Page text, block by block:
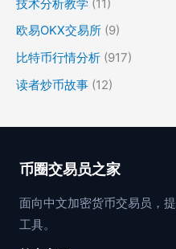
技术分析教学 (11)
欧易OKX交易所 (9)
比特币行情分析 (917)
读者炒币故事 (12)
币圈交易员之家
面向中文加密货币交易员，
工具。